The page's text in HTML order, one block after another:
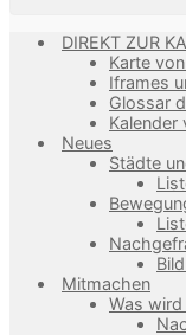
DIREKT ZUR
Karte
Iframes
Glossar
Kalender
Neues
Städte
Mitmachen
Was